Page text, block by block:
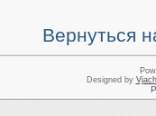
Вернуться
Designed by